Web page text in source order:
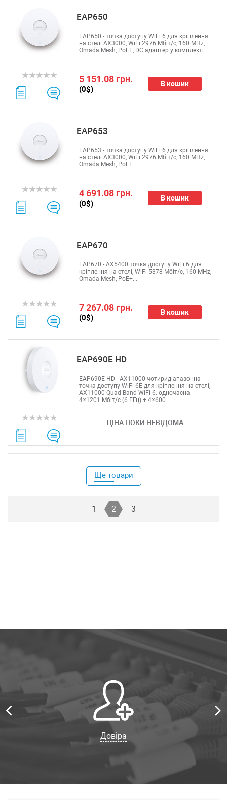
EAP650
5 151.08 грн.
(0$)
В кошик
EAP650 - точка доступу WiFi 6 для кріплення
на стелі AX3000, WiFi 2976 Мбіт/с, 160 MHz,
Omada Mesh, PoE+, DC адаптер у комплекті...
EAP653
4 691.08 грн.
(0$)
В кошик
EAP653 - точка доступу WiFi 6 для кріплення
на стелі AX3000, WiFi 2976 Мбіт/с, 160 MHz,
Omada Mesh, PoE+...
EAP670
7 267.08 грн.
(0$)
В кошик
EAP670 - AX5400 точка доступу WiFi 6 для
кріплення на стелі, WiFi 5378 Мбіт/с, 160 MHz,
Omada Mesh, PoE+...
EAP690E HD
ЦІНА ПОКИ НЕВІДОМА
EAP690E HD - AX11000 чотиридіапазонна
точка доступу WiFi 6E для кріплення на стелі,
AX11000 Quad-Band WiFi 6: одночасна
4×1201 Мбіт/с (6 ГГц) + 4×600 ...
Ще товари
1 2 3
Довіра